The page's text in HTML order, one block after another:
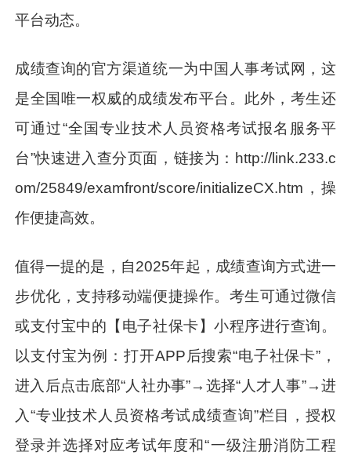
平台动态。
成绩查询的官方渠道统一为中国人事考试网，这
是全国唯一权威的成绩发布平台。此外，考生还
可通过“全国专业技术人员资格考试报名服务平
台”快速进入查分页面，链接为：http://link.233.c
om/25849/examfront/score/initializeCX.htm，操
作便捷高效。
值得一提的是，自2025年起，成绩查询方式进一
步优化，支持移动端便捷操作。考生可通过微信
或支付宝中的【电子社保卡】小程序进行查询。
以支付宝为例：打开APP后搜索“电子社保卡”，
进入后点击底部“人社办事”→选择“人才人事”→进
入“专业技术人员资格考试成绩查询”栏目，授权
登录并选择对应考试年度和“一级注册消防工程